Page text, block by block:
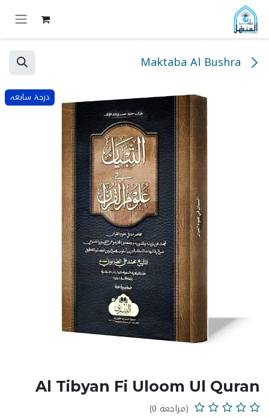
تخطي للذهاب إلى المحتوى
درجۂ سابعہ
Al Tibyan Fi Uloom Ul Quran
(مراجعة 0)